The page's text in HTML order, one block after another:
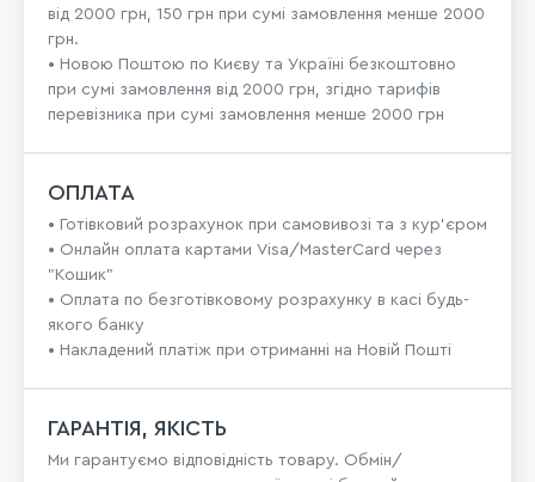
від 2000 грн, 150 грн при сумі замовлення менше 2000
грн.
• Новою Поштою по Києву та Україні безкоштовно
при сумі замовлення від 2000 грн, згідно тарифів
перевізника при сумі замовлення менше 2000 грн
ОПЛАТА
• Готівковий розрахунок при самовивозі та з кур’єром
• Онлайн оплата картами Visa/MasterCard через
"Кошик"
• Оплата по безготівковому розрахунку в касі будь-
якого банку
• Накладений платіж при отриманні на Новій Пошті
ГАРАНТІЯ, ЯКІСТЬ
Ми гарантуємо відповідність товару. Обмін/